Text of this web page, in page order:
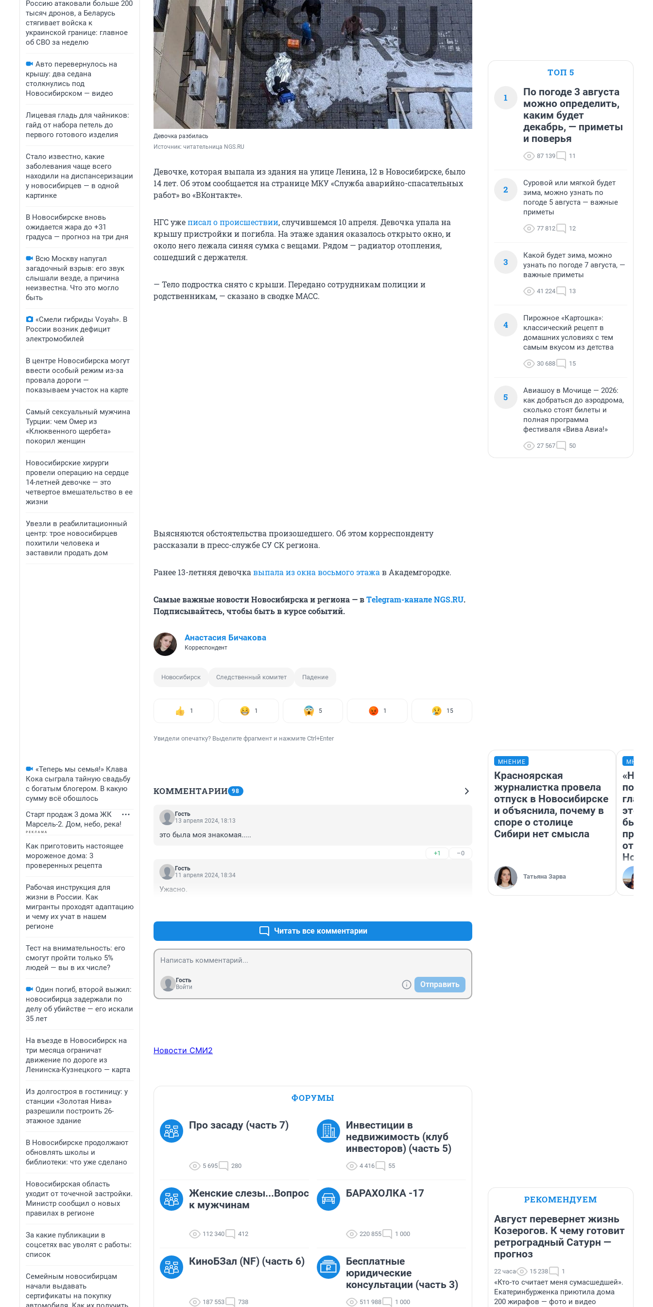
Россию атаковали больше 200
тысяч дронов, а Беларусь
стягивает войска к
украинской границе: главное
об СВО за неделю
Авто перевернулось на
крышу: два седана
столкнулись под
Новосибирском — видео
Лицевая гладь для чайников:
гайд от набора петель до
первого готового изделия
Стало известно, какие
заболевания чаще всего
находили на диспансеризации
у новосибирцев — в одной
картинке
В Новосибирске вновь
ожидается жара до +31
градуса — прогноз на три дня
Всю Москву напугал
загадочный взрыв: его звук
слышали везде, а причина
неизвестна. Что это могло
быть
«Смели гибриды Voyah». В
России возник дефицит
электромобилей
В центре Новосибирска могут
ввести особый режим из-за
провала дороги —
показываем участок на карте
Самый сексуальный мужчина
Турции: чем Омер из
«Клюквенного щербета»
покорил женщин
Новосибирские хирурги
провели операцию на сердце
14-летней девочке — это
четвертое вмешательство в ее
жизни
Увезли в реабилитационный
центр: трое новосибирцев
похитили человека и
заставили продать дом
«Теперь мы семья!» Клава
Кока сыграла тайную свадьбу
с богатым блогером. В какую
сумму всё обошлось
Старт продаж 3 дома ЖК
Марсель-2. Дом, небо, река!
Как приготовить настоящее
мороженое дома: 3
проверенных рецепта
Рабочая инструкция для
жизни в России. Как
мигранты проходят адаптацию
и чему их учат в нашем
регионе
Тест на внимательность: его
смогут пройти только 5%
людей — вы в их числе?
Один погиб, второй выжил:
новосибирца задержали по
делу об убийстве — его искали
35 лет
На въезде в Новосибирск на
три месяца ограничат
движение по дороге из
Ленинска-Кузнецкого — карта
Из долгостроя в гостиницу: у
станции «Золотая Нива»
разрешили построить 26-
этажное здание
В Новосибирске продолжают
обновлять школы и
библиотеки: что уже сделано
Новосибирская область
уходит от точечной застройки.
Министр сообщил о новых
правилах в регионе
За какие публикации в
соцсетях вас уволят с работы:
список
Семейным новосибирцам
начали выдавать
сертификаты на покупку
Девочка разбилась
Источник: читательница NGS.RU
Девочке, которая выпала из здания на улице Ленина, 12 в Новосибирске, было
14 лет. Об этом сообщается на странице МКУ «Служба аварийно-спасательных
работ» во «ВКонтакте».
НГС ужеписал о происшествии, случившемся 10 апреля. Девочка упала на
крышу пристройки и погибла. На этаже здания оказалось открыто окно, и
около него лежала синяя сумка с вещами. Рядом — радиатор отопления,
сошедший с держателя.
— Тело подростка снято с крыши. Передано сотрудникам полиции и
родственникам, — сказано в сводке МАСС.
Выясняются обстоятельства произошедшего. Об этом корреспонденту
рассказали в пресс-службе СУ СК региона.
Ранее 13-летняя девочка выпала из окна восьмого этажа в Академгородке.
Самые важные новости Новосибирска и региона — вТelegram-канале NGS.RU.
Подписывайтесь, чтобы быть в курсе событий.
Анастасия Бичакова
Корреспондент
Новосибирск Следственный комитет Падение
1 1 5 1 15
Увидели опечатку? Выделите фрагмент и нажмите Ctrl+Enter
КОММЕНТАРИИ 98
Гость
13 апреля 2024, 18:13
это была моя знакомая.....
+1 –0
Гость
11 апреля 2024, 18:34
Ужасно.
Читать все комментарии
Гость
Войти
Отправить
Новости СМИ2
ФОРУМЫ
Про засаду (часть 7)
5 695 280
Инвестиции в
недвижимость (клуб
инвесторов) (часть 5)
4 416 55
Женские слезы...Вопрос
к мужчинам
112 340 412
БАРАХОЛКА -17
220 855 1 000
КиноБЗал (NF) (часть 6)
187 553 738
Бесплатные
юридические
консультации (часть 3)
511 988 1 000
ТОП 5
1
По погоде 3 августа
можно определить,
каким будет
декабрь, — приметы
и поверья
87 139 11
2
Суровой или мягкой будет
зима, можно узнать по
погоде 5 августа — важные
приметы
77 812 12
3
Какой будет зима, можно
узнать по погоде 7 августа, —
важные приметы
41 224 13
4
Пирожное «Картошка»:
классический рецепт в
домашних условиях с тем
самым вкусом из детства
30 688 15
5
Авиашоу в Мочище — 2026:
как добраться до аэродрома,
сколько стоят билеты и
полная программа
фестиваля «Вива Авиа!»
27 567 50
МНЕНИЕ
Красноярская
журналистка провела
отпуск в Новосибирске
и объяснила, почему в
споре о столице
Сибири нет смысла
Татьяна Зарва
этого
бьет
РЕКОМЕНДУЕМ
Август перевернет жизнь
Козерогов. К чему готовит
ретроградный Сатурн —
прогноз
22 часа 15 238 1
«Кто-то считает меня сумасшедшей».
Екатеринбурженка приютила дома
200 жирафов — фото и видео